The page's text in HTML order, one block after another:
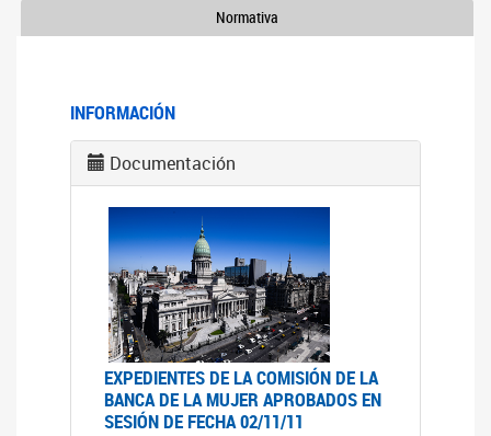
Normativa
INFORMACIÓN
Documentación
EXPEDIENTES DE LA COMISIÓN DE LA
BANCA DE LA MUJER APROBADOS EN
SESIÓN DE FECHA 02/11/11